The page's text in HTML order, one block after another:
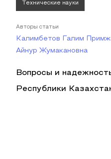
Технические науки
Авторы статьи
Калимбетов Галим
Айнур Жумакановна
Вопросы и
Республики